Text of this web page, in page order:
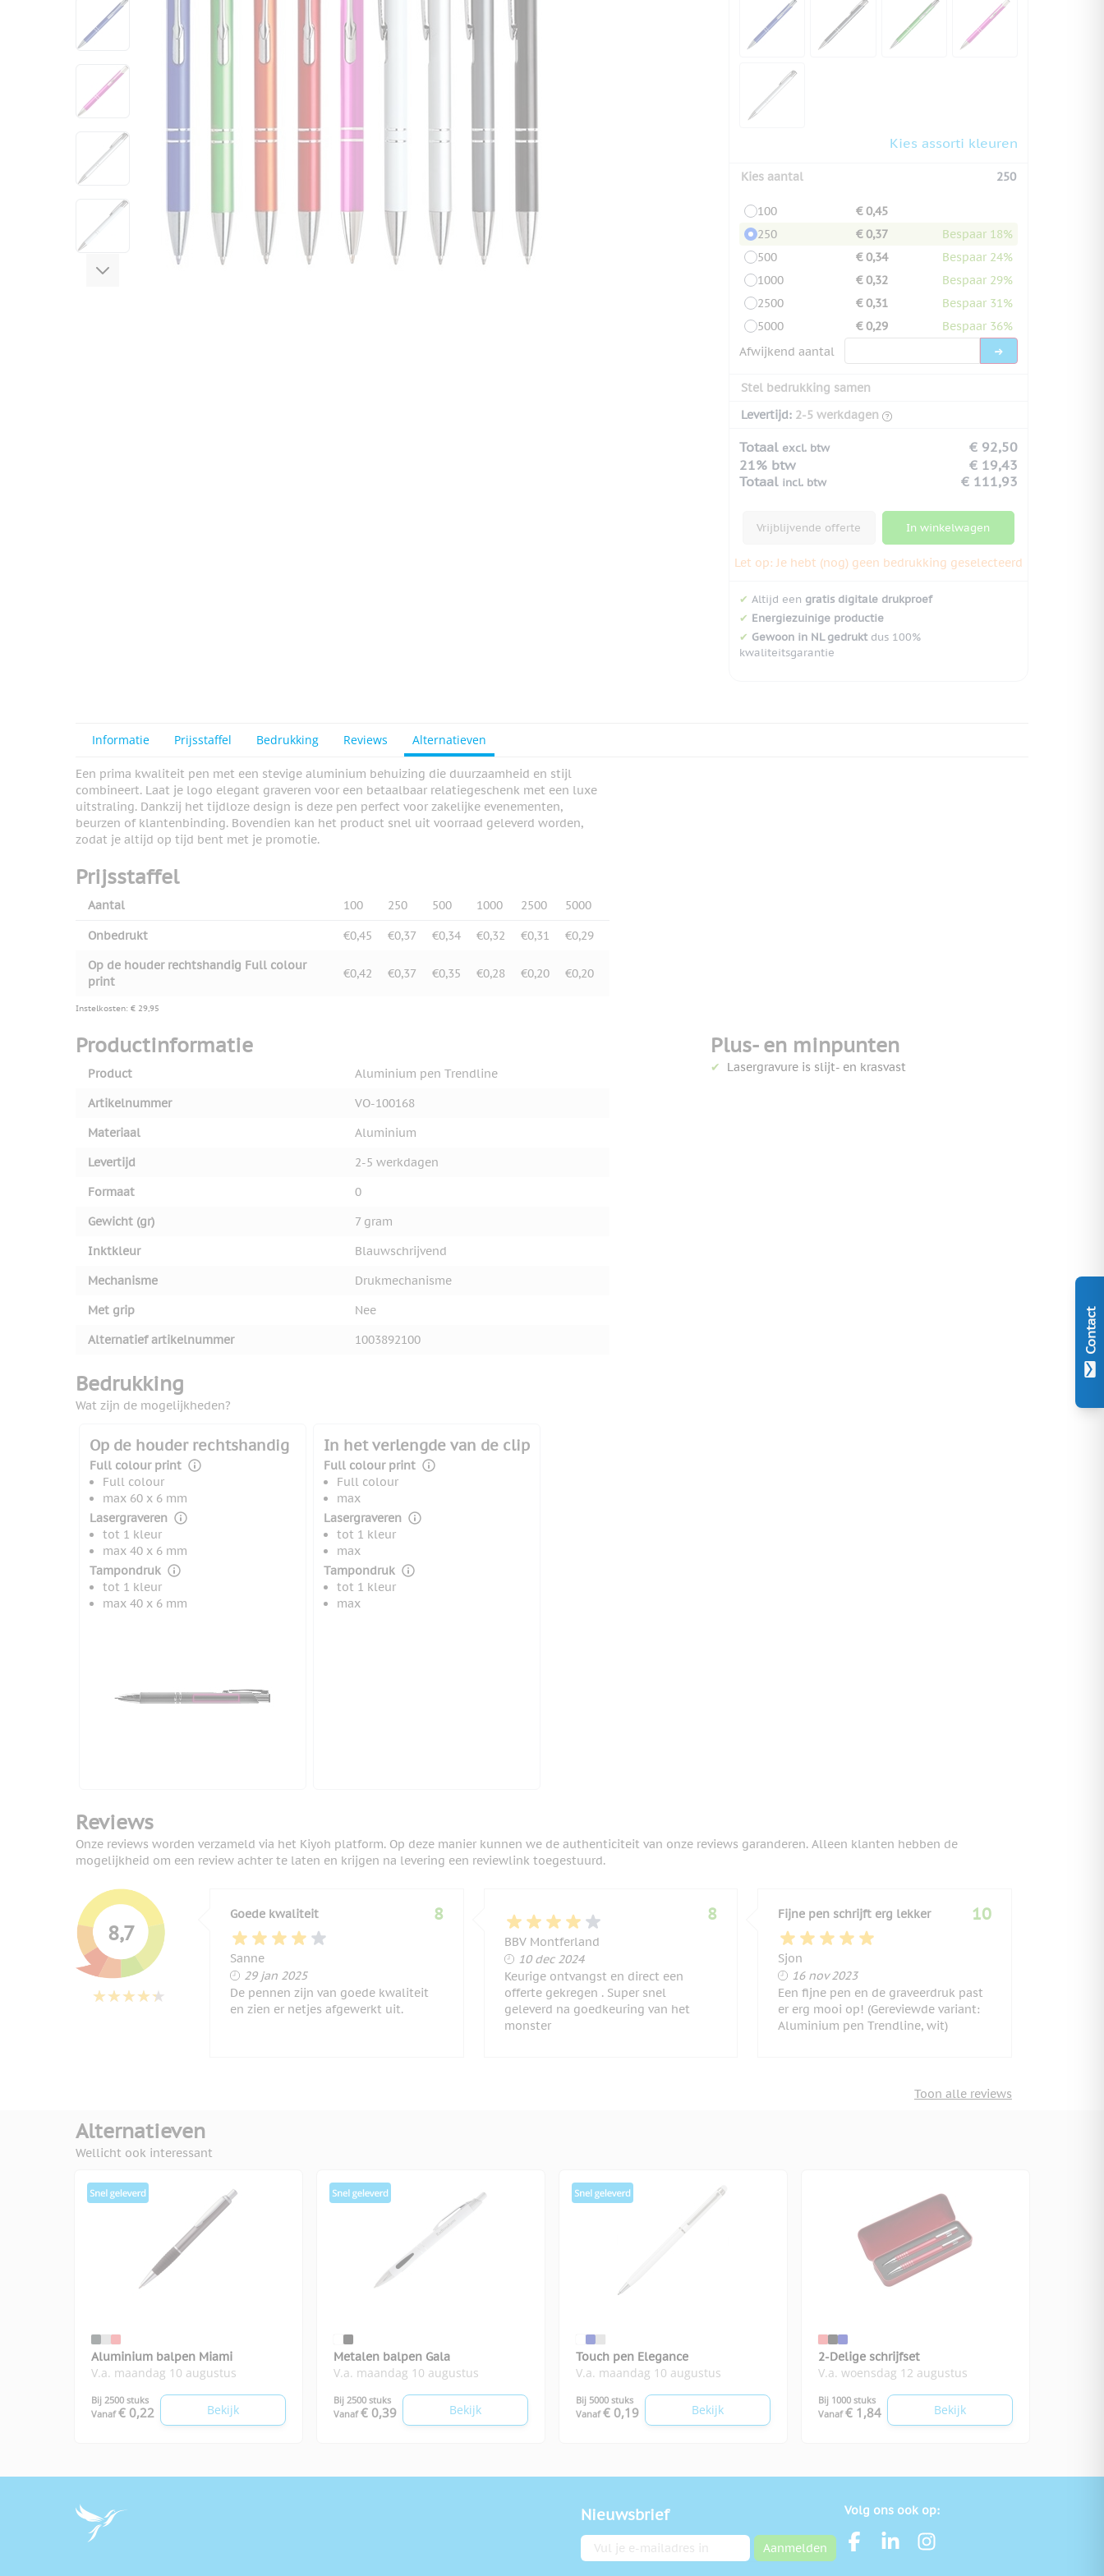
Contact
View larger image
View larger image
View larger image
View larger image
View larger image
Kies assorti kleuren
Kies aantal 250
100
€ 0,45
250
€ 0,37
Bespaar 18%
500
€ 0,34
Bespaar 24%
1000
€ 0,32
Bespaar 29%
2500
€ 0,31
Bespaar 31%
5000
€ 0,29
Bespaar 36%
Afwijkend aantal
Stel bedrukking samen
Levertijd: 2-5 werkdagen
Totaal excl. btw
€ 92,50
21% btw
€ 19,43
Totaal incl. btw € 111,93
Vrijblijvende offerte In winkelwagen
Let op: Je hebt (nog) geen bedrukking geselecteerd
✔ Altijd een gratis digitale drukproef
✔ Energiezuinige productie
✔ Gewoon in NL gedruktdus 100%
kwaliteitsgarantie
Informatie Prijsstaffel Bedrukking Reviews Alternatieven
Een prima kwaliteit pen met een stevige aluminium behuizing die duurzaamheid en stijl
combineert. Laat je logo elegant graveren voor een betaalbaar relatiegeschenk met een luxe
uitstraling. Dankzij het tijdloze design is deze pen perfect voor zakelijke evenementen,
beurzen of klantenbinding. Bovendien kan het product snel uit voorraad geleverd worden,
zodat je altijd op tijd bent met je promotie.
Prijsstaffel
Aantal 100 250 500 1000 2500 5000
Onbedrukt €0,45 €0,37 €0,34 €0,32 €0,31
€0,29
Op de houder rechtshandig Full colour
print
€0,42 €0,37 €0,35 €0,28 €0,20 €0,20
Instelkosten: € 29,95
Productinformatie
Product
Aluminium pen Trendline
Artikelnummer
VO-100168
Materiaal
Aluminium
Levertijd
2-5 werkdagen
Formaat
0
Gewicht (gr)
7 gram
Inktkleur
Blauwschrijvend
Mechanisme
Drukmechanisme
Met grip
Nee
Alternatief artikelnummer
1003892100
Plus- en minpunten
Lasergravure is slijt- en krasvast
Bedrukking
Wat zijn de mogelijkheden?
Op de houder rechtshandig
Full colour print
Full colour
max 60 x 6 mm
Lasergraveren
tot 1 kleur
max 40 x 6 mm
Tampondruk
tot 1 kleur
max 40 x 6 mm
In het verlengde van de clip
Full colour print
Full colour
max
Lasergraveren
tot 1 kleur
max
Tampondruk
tot 1 kleur
max
Reviews
Onze reviews worden verzameld via het Kiyoh platform. Op deze manier kunnen we de authenticiteit van onze reviews garanderen. Alleen klanten hebben de
mogelijkheid om een review achter te laten en krijgen na levering een reviewlink toegestuurd.
8,7
Goede kwaliteit
Sanne
29 januari 2025
29 jan 2025
8
De pennen zijn van goede kwaliteit
en zien er netjes afgewerkt uit.
BBV Montferland
10 december 2024
10 dec 2024
8
Keurige ontvangst en direct een
offerte gekregen . Super snel
geleverd na goedkeuring van het
monster
Fijne pen schrijft erg lekker
Sjon
16 november 2023
16 nov 2023
10
Een fijne pen en de graveerdruk past
er erg mooi op! (Gereviewde variant:
Aluminium pen Trendline, wit)
Toon alle reviews
Alternatieven
Wellicht ook interessant
Aluminium balpen Miami
V.a. maandag 10 augustus
Bij 2500 stuks
Vanaf € 0,22 Bekijk
Metalen balpen Gala
V.a. maandag 10 augustus
Bij 2500 stuks
Vanaf € 0,39 Bekijk
Touch pen Elegance
V.a. maandag 10 augustus
Bij 5000 stuks
Vanaf € 0,19 Bekijk
2-Delige schrijfset
V.a. woensdag 12 augustus
Bij 1000 stuks
Vanaf € 1,84 Bekijk
Nieuwsbrief
E-mailadres Aanmelden
Volg ons ook op: